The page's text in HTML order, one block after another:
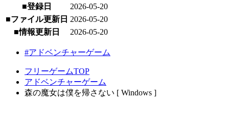
■登録日
2026-05-20
■ファイル更新日 2026-05-20
■情報更新日
2026-05-20
#アドベンチャーゲーム
フリーゲームTOP
アドベンチャーゲーム
森の魔女は僕を帰さない [ Windows ]